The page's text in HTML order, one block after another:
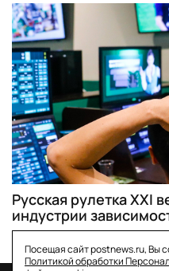
Русская рулетка XXI
индустрии
Посещая сайт postnews.ru, Вы
Политикой обработки